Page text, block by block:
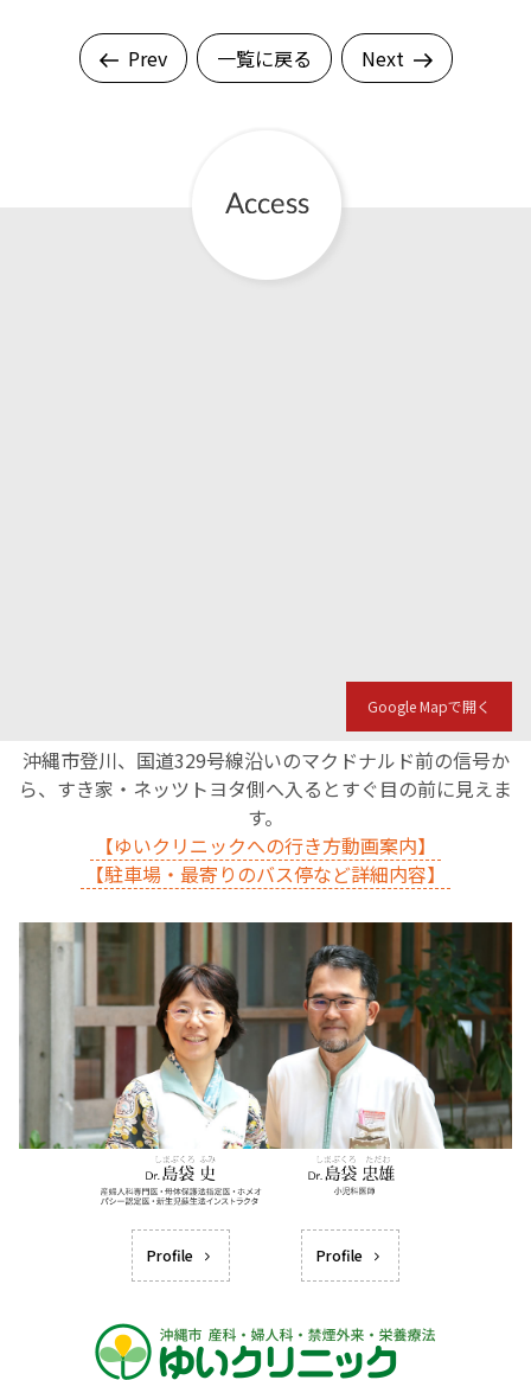
Prev 一覧に戻る Next
Google Mapで開く
沖縄市登川、国道329号線沿いのマクドナルド前の信号か
ら、すき家・ネッツトヨタ側へ入るとすぐ目の前に見えま
す。
【ゆいクリニックへの行き方動画案内】
【駐車場・最寄りのバス停など詳細内容】
Profile Profile